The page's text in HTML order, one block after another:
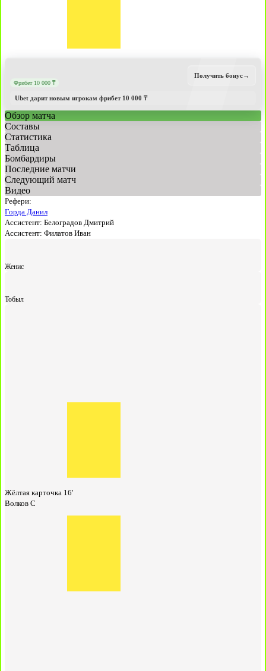
Фрибет 10 000 ₸
Ubet дарит новым игрокам фрибет 10 000 ₸
Получить бонус→
Обзор матча
Составы
Статистика
Таблица
Бомбардиры
Последние матчи
Следующий матч
Видео
Рефери:
Горда Данил
Ассистент: Белоградов Дмитрий
Ассистент: Филатов Иван
Женис
Тобыл
Жёлтая карточка 16'
Волков С